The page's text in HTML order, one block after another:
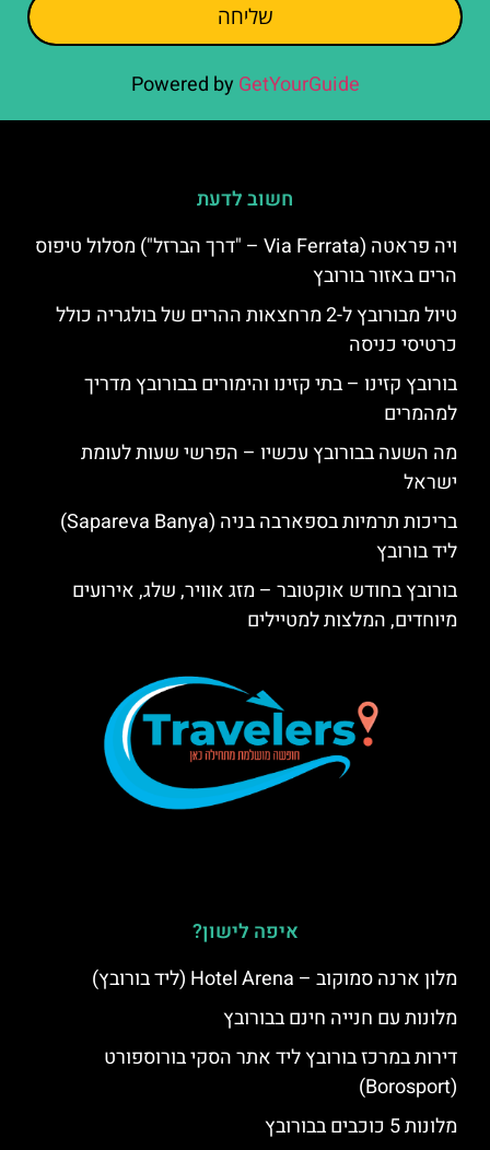
שליחה
Powered by GetYourGuide
חשוב לדעת
ויה פראטה (Via Ferrata – "דרך הברזל") מסלול טיפוס
הרים באזור בורובץ
טיול מבורובץ ל-2 מרחצאות ההרים של בולגריה כולל
כרטיסי כניסה
בורובץ קזינו – בתי קזינו והימורים בבורובץ מדריך
למהמרים
מה השעה בבורובץ עכשיו – הפרשי שעות לעומת
ישראל
בריכות תרמיות בספארבה בניה (Sapareva Banya)
ליד בורובץ
בורובץ בחודש אוקטובר – מזג אוויר, שלג, אירועים
מיוחדים, המלצות למטיילים
איפה לישון?
מלון ארנה סמוקוב – Hotel Arena (ליד בורובץ)
מלונות עם חנייה חינם בבורובץ
דירות במרכז בורובץ ליד אתר הסקי בורוספורט
(Borosport)
מלונות 5 כוכבים בבורובץ